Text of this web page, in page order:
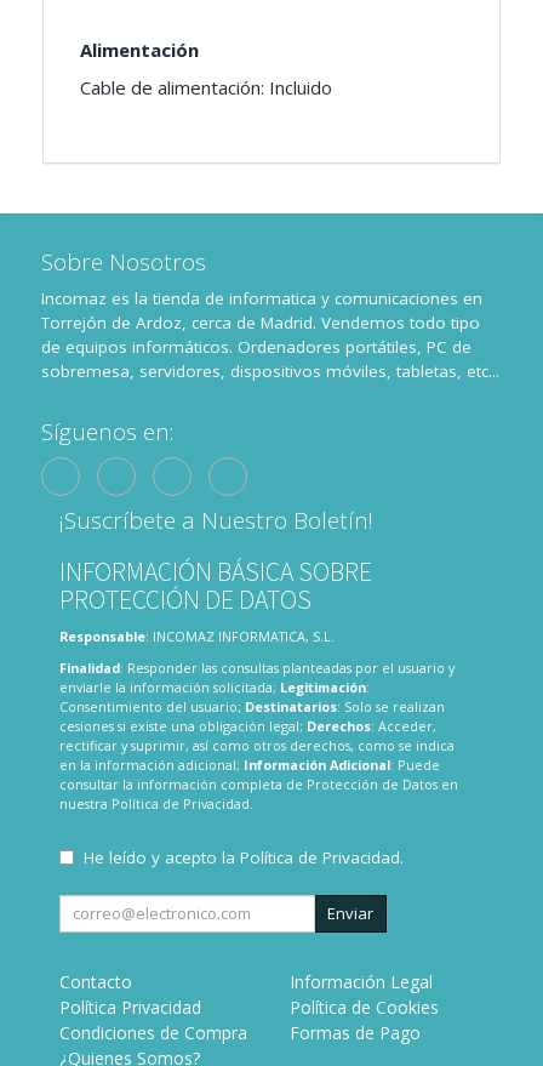
Alimentación
Cable de alimentación: Incluido
Sobre Nosotros
Incomaz es la tienda de informatica y comunicaciones en
Torrejón de Ardoz, cerca de Madrid. Vendemos todo tipo
de equipos informáticos. Ordenadores portátiles, PC de
sobremesa, servidores, dispositivos móviles, tabletas, etc...
Síguenos en:
¡Suscríbete a Nuestro Boletín!
INFORMACIÓN BÁSICA SOBRE
PROTECCIÓN DE DATOS
Responsable: INCOMAZ INFORMATICA, S.L.
Finalidad: Responder las consultas planteadas por el usuario y
enviarle la información solicitada; Legitimación:
Consentimiento del usuario; Destinatarios: Solo se realizan
cesiones si existe una obligación legal; Derechos: Acceder,
rectificar y suprimir, así como otros derechos, como se indica
en la información adicional; Información Adicional: Puede
consultar la información completa de Protección de Datos en
nuestra Política de Privacidad.
He leído y acepto la Política de Privacidad.
Enviar
Contacto
Información Legal
Política Privacidad
Política de Cookies
Condiciones de Compra
Formas de Pago
¿Quienes Somos?